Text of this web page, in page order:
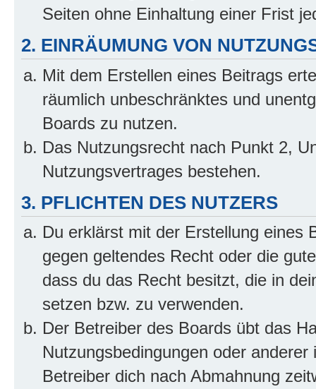
Seiten ohne Einhaltung einer Frist
2. EINRÄUMUNG VON
Mit dem Erstellen eines Beitrags
räumlich unbeschränktes und
Boards zu nutzen.
Das Nutzungsrecht nach Punkt 2,
Nutzungsvertrages bestehen.
3. PFLICHTEN DES NUTZERS
Du erklärst mit der Erstellung eines
gegen geltendes Recht oder die
dass du das Recht besitzt, die in
setzen bzw. zu verwenden.
Der Betreiber des Boards übt das
Nutzungsbedingungen oder
Betreiber dich nach Abmahnung